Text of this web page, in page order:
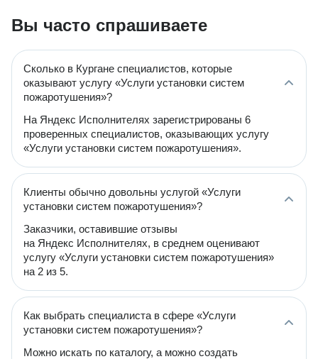
Вы часто спрашиваете
Сколько в Кургане специалистов, которые
оказывают услугу «Услуги установки систем
пожаротушения»?
На Яндекс Исполнителях зарегистрированы 6
проверенных специалистов, оказывающих услугу
«Услуги установки систем пожаротушения».
Клиенты обычно довольны услугой «Услуги
установки систем пожаротушения»?
Заказчики, оставившие отзывы
на Яндекс Исполнителях, в среднем оценивают
услугу «Услуги установки систем пожаротушения»
на 2 из 5.
Как выбрать специалиста в сфере «Услуги
установки систем пожаротушения»?
Можно искать по каталогу, а можно создать